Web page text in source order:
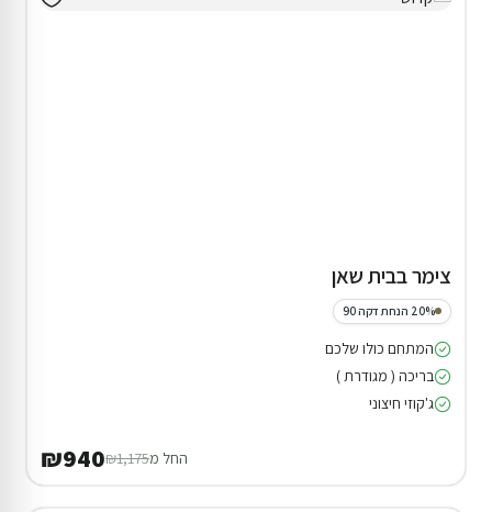
צימר בבית שאן
20% הנחת דקה 90
המתחם כולו שלכם
בריכה ( מגודרת )
ג'קוזי חיצוני
החל מ₪1,175
₪940